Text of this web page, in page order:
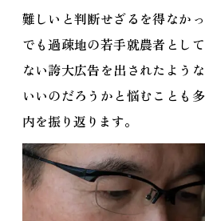
難しいと判断せざるを得なか
でも過疎地の若手就農者とし
ない誇大広告を出されたよう
いいのだろうかと悩むことも
内を振り返ります。